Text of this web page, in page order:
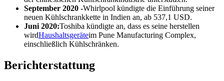
September 2020 -Whirlpool kündigte die Einführung seiner
neuen Kühlschrankkette in Indien an, ab 537,1 USD.
Juni 2020:Toshiba kündigte an, dass es seine herstellen
wirdHaushaltsgeräteim Pune Manufacturing Complex,
einschließlich Kühlschränken.
Berichterstattung